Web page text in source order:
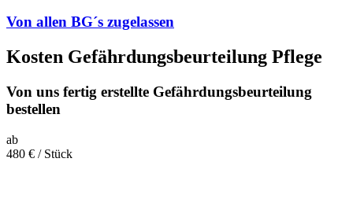
Von allen BG´s zugelassen
Kosten Gefährdungsbeurteilung Pflege
Von uns fertig erstellte Gefährdungsbeurteilung
bestellen
ab
480 € / Stück